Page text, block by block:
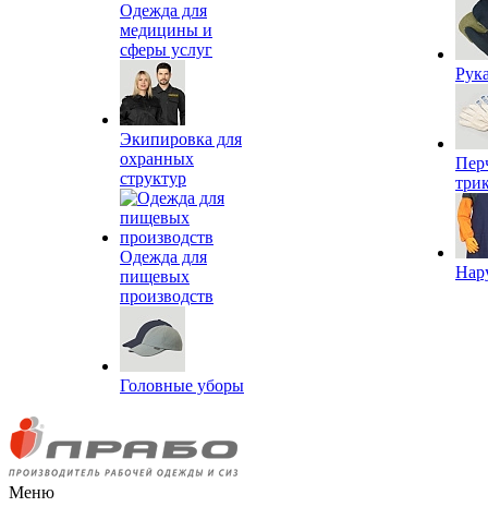
Одежда для
медицины и
сферы услуг
Экипировка для
охранных
структур
Одежда для
пищевых
производств
Головные уборы
Меню